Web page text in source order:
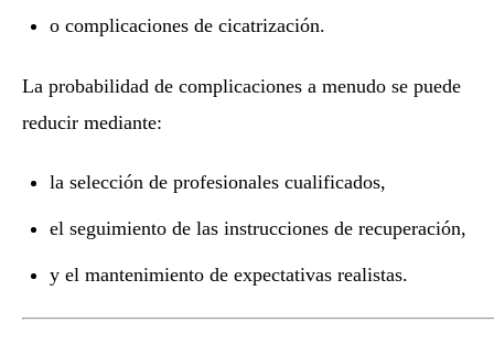
o complicaciones de cicatrización.
La probabilidad de complicaciones a menudo se puede
reducir mediante:
la selección de profesionales cualificados,
el seguimiento de las instrucciones de recuperación,
y el mantenimiento de expectativas realistas.